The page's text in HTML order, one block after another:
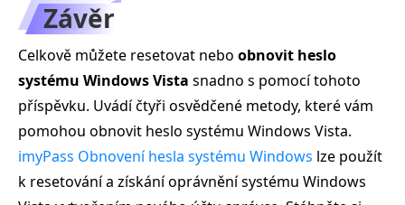
Závěr
Celkově můžete resetovat nebo obnovit heslo
systému Windows Vista snadno s pomocí tohoto
příspěvku. Uvádí čtyři osvědčené metody, které vám
pomohou obnovit heslo systému Windows Vista.
imyPass Obnovení hesla systému Windows lze použít
k resetování a získání oprávnění systému Windows